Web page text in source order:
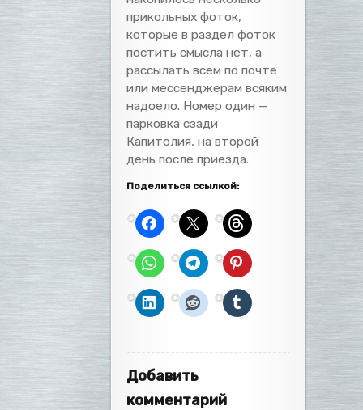
прикольных фоток,
которые в раздел фоток
постить смысла нет, а
рассылать всем по почте
или мессенджерам всяким
надоело. Номер один —
парковка сзади
Капитолия, на второй
день после приезда.
Поделиться ссылкой:
Добавить
комментарий